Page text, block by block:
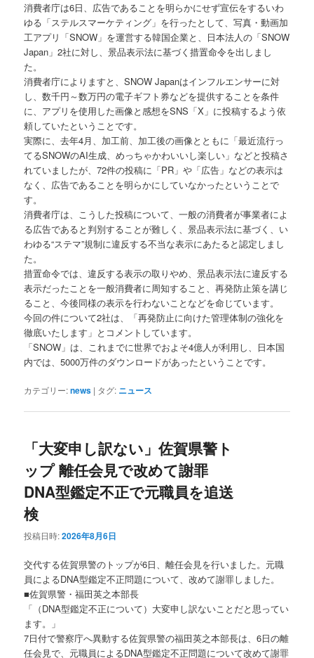
消費者庁は6日、広告であることを明らかにせず宣伝をするいわ
ゆる「ステルスマーケティング」を行ったとして、写真・動画加
工アプリ「SNOW」を運営する韓国企業と、日本法人の「SNOW
Japan」2社に対し、景品表示法に基づく措置命令を出しまし
た。
消費者庁によりますと、SNOW Japanはインフルエンサーに対
し、数千円～数万円の電子ギフト券などを提供することを条件
に、アプリを使用した画像と感想をSNS「X」に投稿するよう依
頼していたということです。
実際に、去年4月、加工前、加工後の画像とともに「最近流行っ
てるSNOWのAI生成、めっちゃかわいいし楽しい」などと投稿さ
れていましたが、72件の投稿に「PR」や「広告」などの表示は
なく、広告であることを明らかにしていなかったということで
す。
消費者庁は、こうした投稿について、一般の消費者が事業者によ
る広告であると判別することが難しく、景品表示法に基づく、い
わゆる“ステマ”規制に違反する不当な表示にあたると認定しまし
た。
措置命令では、違反する表示の取りやめ、景品表示法に違反する
表示だったことを一般消費者に周知すること、再発防止策を講じ
ること、今後同様の表示を行わないことなどを命じています。
今回の件について2社は、「再発防止に向けた管理体制の強化を
徹底いたします」とコメントしています。
「SNOW」は、これまでに世界でおよそ4億人が利用し、日本国
内では、5000万件のダウンロードがあったということです。
カテゴリー:news | タグ: ニュース
「大変申し訳ない」佐賀県警ト
ップ 離任会見で改めて謝罪
DNA型鑑定不正で元職員を追送
検
投稿日時:2026年8月6日
交代する佐賀県警のトップが6日、離任会見を行いました。元職
員によるDNA型鑑定不正問題について、改めて謝罪しました。
■佐賀県警・福田英之本部長
「（DNA型鑑定不正について）大変申し訳ないことだと思ってい
ます。」
7日付で警察庁へ異動する佐賀県警の福田英之本部長は、6日の離
任会見で、元職員によるDNA型鑑定不正問題について改めて謝罪